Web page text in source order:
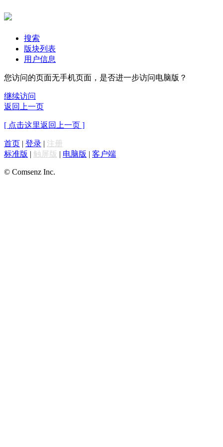
搜索
版块列表
用户信息
您访问的页面无手机页面，是否进一步访问电脑版？
继续访问
返回上一页
[ 点击这里返回上一页 ]
首页 | 登录 | 注册
标准版 | 触屏版 | 电脑版 | 客户端
© Comsenz Inc.